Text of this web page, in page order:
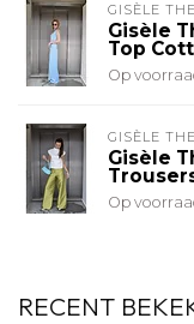
GISÈLE
Gisèle
Top
Op
GISÈLE
Gisèle
Op
RECENT